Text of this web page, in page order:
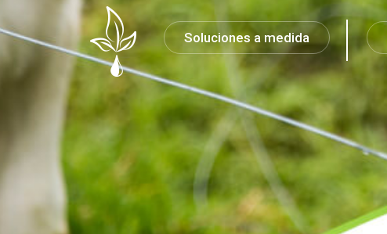
Soluciones a medida